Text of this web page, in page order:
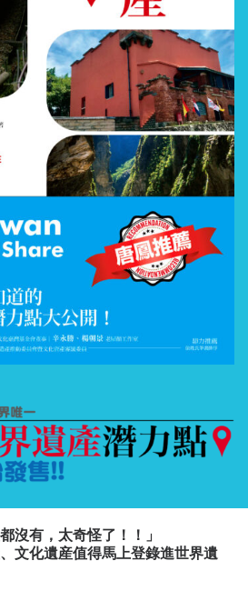
沒有，太奇怪了！！」
文化遺産值得馬上登錄進世界遺